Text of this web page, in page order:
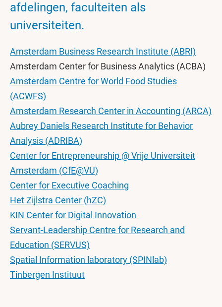
afdelingen, faculteiten als
universiteiten.
Amsterdam Business Research Institute (ABRI)
Amsterdam Center for Business Analytics (ACBA)
Amsterdam Centre for World Food Studies
(ACWFS)
Amsterdam Research Center in Accounting (ARCA)
Aubrey Daniels Research Institute for Behavior
Analysis (ADRIBA)
Center for Entrepreneurship @ Vrije Universiteit
Amsterdam (CfE@VU)
Center for Executive Coaching
Het Zijlstra Center (hZC)
KIN Center for Digital Innovation
Servant-Leadership Centre for Research and
Education (SERVUS)
Spatial Information laboratory (SPINlab)
Tinbergen Instituut